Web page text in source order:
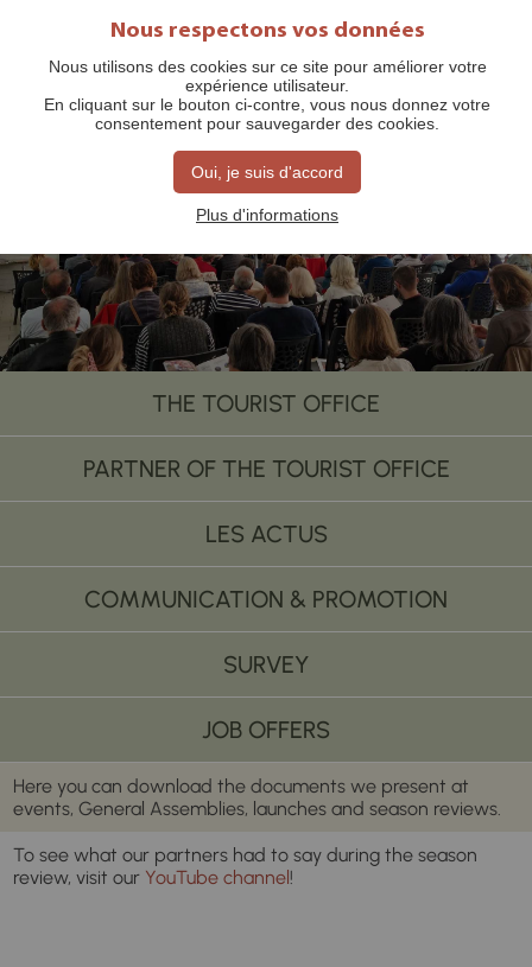
Observatory
THE TOURIST OFFICE
PARTNER OF THE TOURIST OFFICE
LES ACTUS
COMMUNICATION & PROMOTION
SURVEY
JOB OFFERS
Here you can download the documents we present at
events, General Assemblies, launches and season reviews.
To see what our partners had to say during the season
review, visit our YouTube channel!
Nous respectons vos données
Nous utilisons des cookies sur ce site pour améliorer votre
expérience utilisateur.
En cliquant sur le bouton ci-contre, vous nous donnez votre
consentement pour sauvegarder des cookies.
Oui, je suis d'accord
Plus d'informations